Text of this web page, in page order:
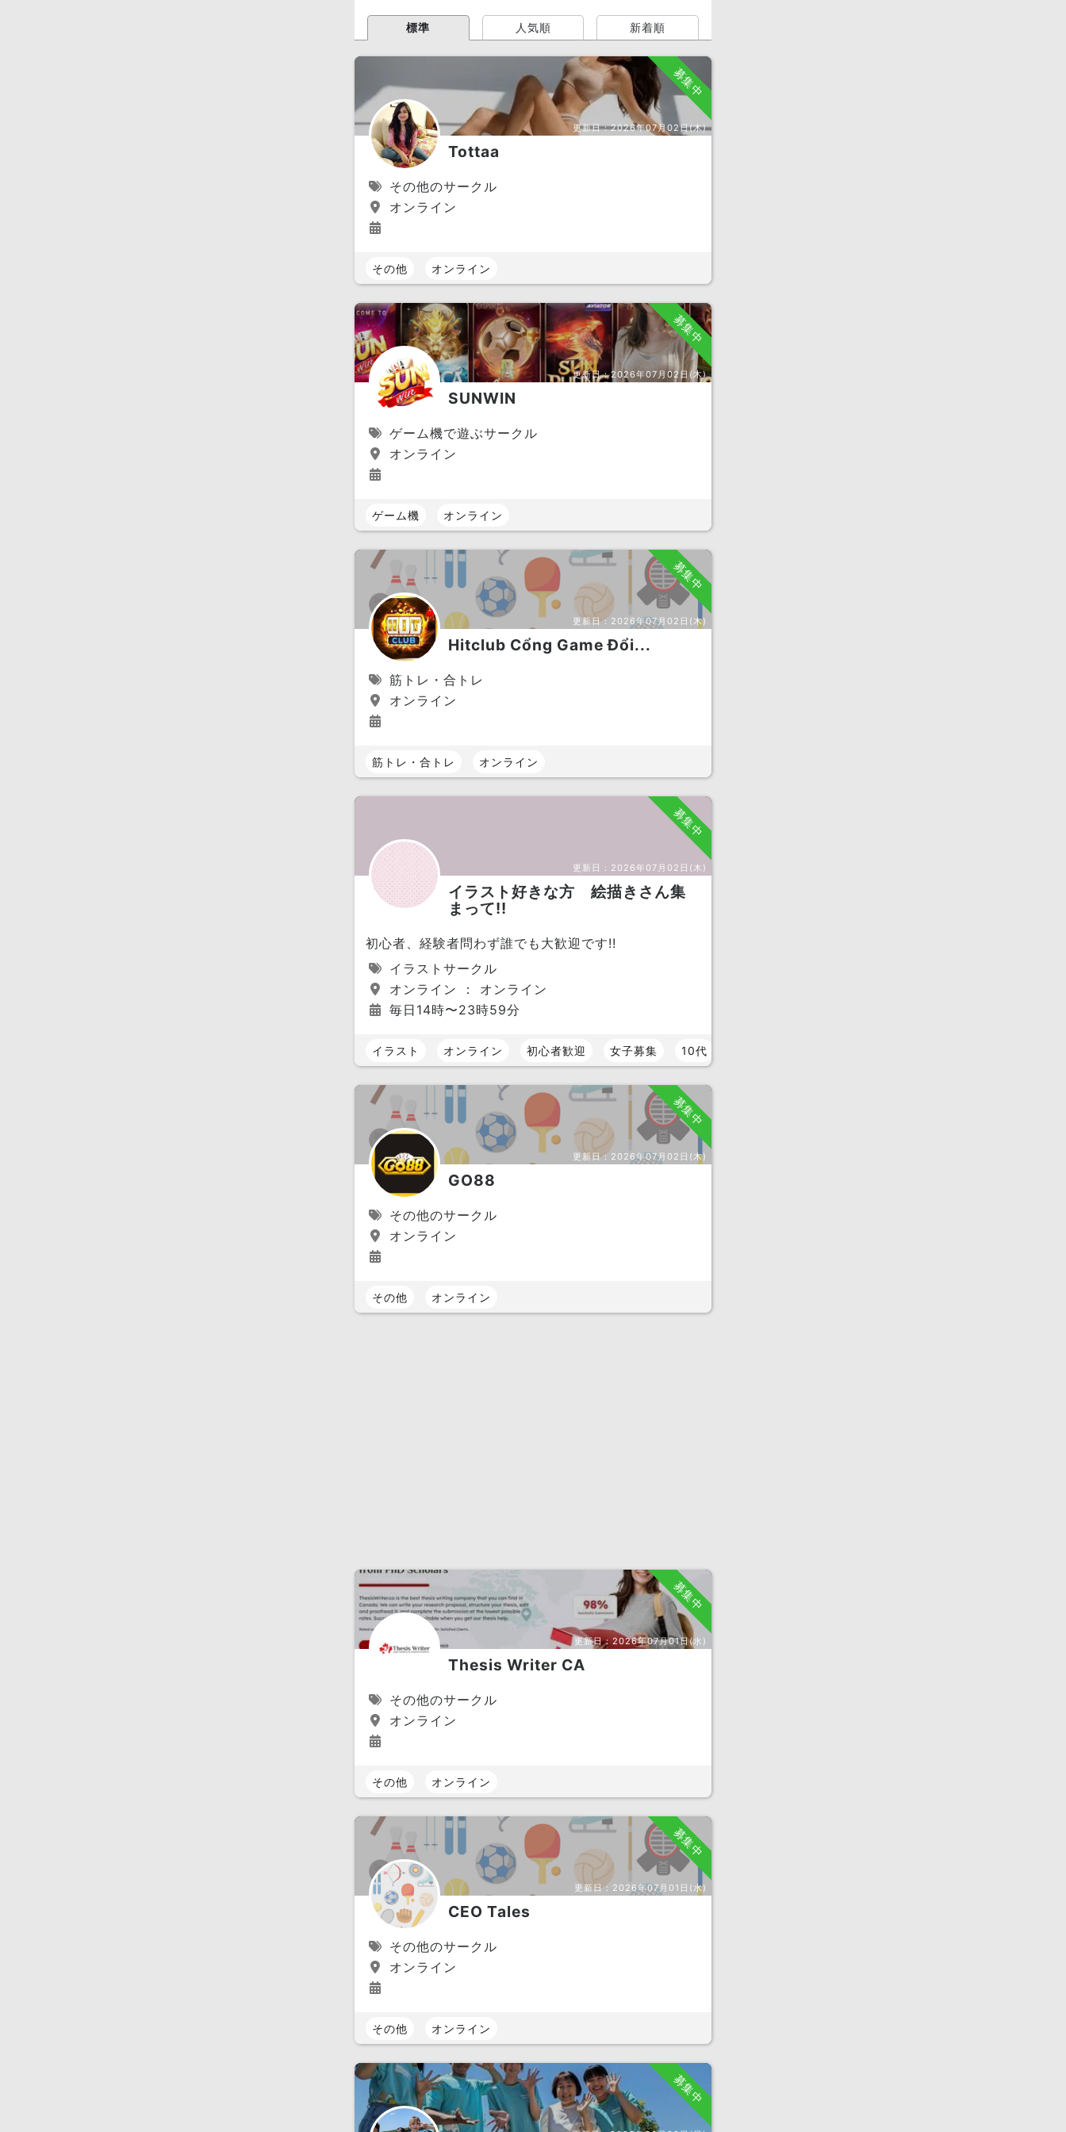
標準 人気順 新着順
募集中
更新日：2026年07月02日(木)
Tottaa
その他のサークル
オンライン
その他 オンライン
募集中
更新日：2026年07月02日(木)
SUNWIN
ゲーム機で遊ぶサークル
オンライン
ゲーム機 オンライン
募集中
更新日： 2026年07月02日(木)
Hitclub Cổng Game Đổi...
筋トレ・合トレ
オンライン
筋トレ・合トレ オンライン
募集中
更新日： 2026年07月02日(木)
イラスト好きな方 絵描きさん集
まって!!
初心者、経験者問わず誰でも大歓迎です!!
イラストサークル
オンライン ： オンライン
毎日14時〜23時59分
イラスト オンライン 初心者歓迎 女子募集 10代
募集中
更新日： 2026年07月02日(木)
GO88
その他のサークル
オンライン
その他 オンライン
募集中
更新日：2026年07月01日(水)
Thesis Writer CA
その他のサークル
オンライン
その他 オンライン
募集中
更新日： 2026年07月01日(水)
CEO Tales
その他のサークル
オンライン
その他 オンライン
募集中